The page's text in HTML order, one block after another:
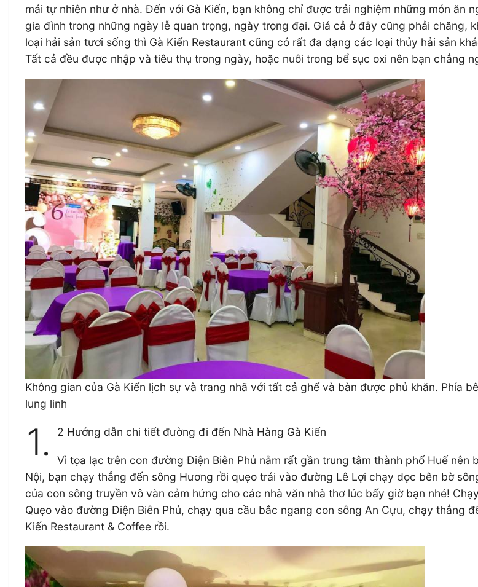
mái tự nhiên như ở nhà. Đến với Gà Kiến, bạn không chỉ được trải nghiệm những món ăn
gia đình trong những ngày lễ quan trọng, ngày trọng đại. Giá cả ở đây cũng phải chăng,
loại hải sản tươi sống thì Gà Kiến Restaurant cũng có rất đa dạng các loại thủy hải sản
Tất cả đều được nhập và tiêu thụ trong ngày, hoặc nuôi trong bể sục oxi nên bạn chẳng
Không gian của Gà Kiến lịch sự và trang nhã với tất cả ghế và bàn được phủ khăn. Phía
lung linh
1. 2 Hướng dẫn chi tiết đường đi đến Nhà Hàng Gà Kiến
Vì tọa lạc trên con đường Điện Biên Phủ nằm rất gần trung tâm thành phố Huế
Nội, bạn chạy thẳng đến sông Hương rồi quẹo trái vào đường Lê Lợi chạy dọc bên bờ
của con sông truyền vô vàn cảm hứng cho các nhà văn nhà thơ lúc bấy giờ bạn nhé!
Quẹo vào đường Điện Biên Phủ, chạy qua cầu bắc ngang con sông An Cựu, chạy thẳng
Kiến Restaurant & Coffee rồi.